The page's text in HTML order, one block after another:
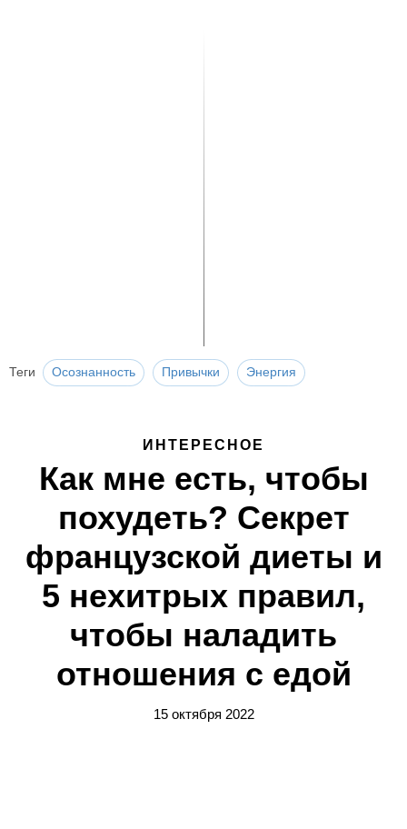
Теги Осознанность Привычки Энергия
ИНТЕРЕСНОЕ
Как мне есть, чтобы
похудеть? Секрет
французской диеты и
5 нехитрых правил,
чтобы наладить
отношения с едой
15 октября 2022